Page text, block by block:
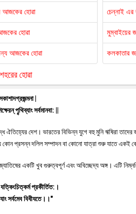
আজকের হোৱা
হোৱা
আজকের হোৱা
চেন্নাই
মুম্বাইয়ের
কলকাতার
হোৱা
|
পৄথিব্যাং সর্বমানবা: ||
ঐতিহ্যের দেশ। ভারতের বিভিন্ন যুগে বহু মুনি ঋষিরা তাদের
প্রসন্ন দলিল সম্পাদন বা কোনো যাত্রা শুরু যাতে একই
একটি খুব গুরুত্বপূর্ণ এবং অবিচ্ছেদ্য অঙ্গ। এটি
প্রকীর্তিত:।
সর্বমেব বিধীযতে।।"